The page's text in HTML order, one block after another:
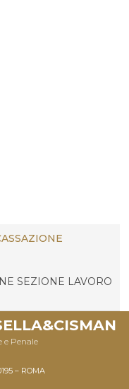
SEZIONE LAVORO
e Penale
– ROMA